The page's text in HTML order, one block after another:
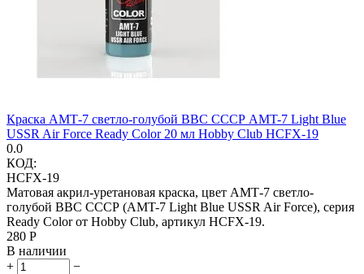
Краска АМТ-7 светло-голубой ВВС СССР AMT-7 Light Blue
USSR Air Force Ready Color 20 мл Hobby Club HCFX-19
0.0
КОД:
HCFX-19
Матовая акрил-уретановая краска, цвет АМТ-7 светло-
голубой ВВС СССР (AMT-7 Light Blue USSR Air Force), серия
Ready Color от Hobby Club, артикул HCFX-19.
‍280‍ Р
В наличии
+
−